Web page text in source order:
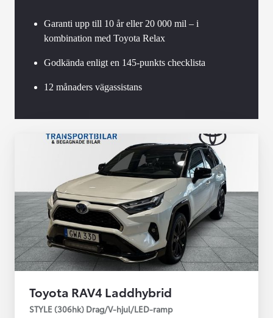
Garanti upp till 10 år eller 20 000 mil – i
kombination med Toyota Relax
Godkända enligt en 145-punkts checklista
12 månaders vägassistans
Toyota RAV4 Laddhybrid
STYLE (306hk) Drag/V-hjul/LED-ramp